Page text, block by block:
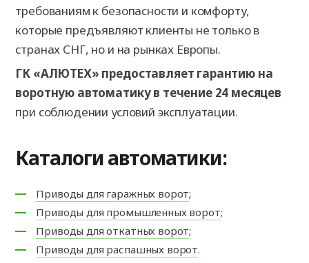
требованиям к безопасности и комфорту,
которые предъявляют клиенты не только в
странах СНГ, но и на рынках Европы.
ГК «АЛЮТЕХ» предоставляет гарантию на
воротную автоматику в течение 24 месяцев
при соблюдении условий эксплуатации.
Каталоги автоматики:
Приводы для гаражных ворот;
Приводы для промышленных ворот;
Приводы для откатных ворот;
Приводы для распашных ворот.